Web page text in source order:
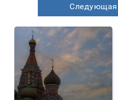
Следующая